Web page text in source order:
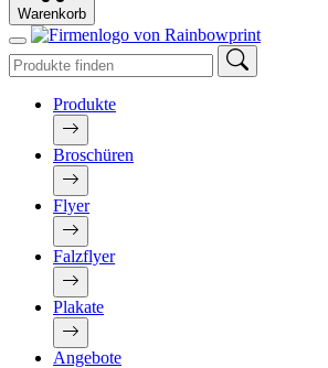
Warenkorb
Produkte
Broschüren
Flyer
Falzflyer
Plakate
Angebote